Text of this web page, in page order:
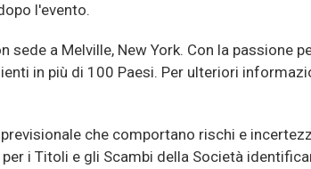
l'evento.
a Melville, New York. Con la passione
in più di 100 Paesi. Per ulteriori
che comportano rischi e
i Titoli e gli Scambi della Società